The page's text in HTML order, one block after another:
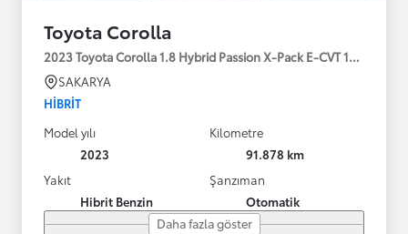
Toyota Corolla
2023 Toyota Corolla 1.8 Hybrid Passion X-Pack E-CVT 140HP
SAKARYA
HIBRIT
Model yılı
2023
Kilometre
91.878 km
Yakıt
Hibrit Benzin
Şanzıman
Otomatik
Daha fazla göster